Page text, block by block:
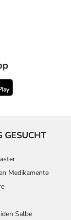
GESUCHT
Medikamente
Salbe